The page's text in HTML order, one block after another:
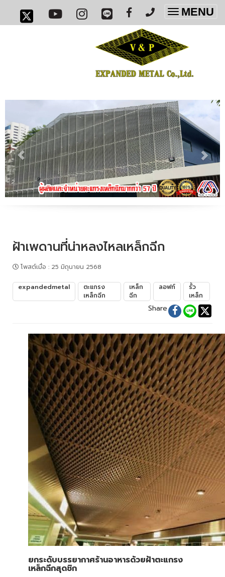
Toggle
MENU
ฝ้าเพดานที่น่าหลงไหลเหล็กฉีก
โพสต์เมื่อ : 25 มิถุนายน 2568
expandedmetal
ตะแกรง
เหล็กฉีก
เหล็ก
ฉีก
ลอฟท์
รั้ว
เหล็ก
Share
ยกระดับบรรยากาศร้านอาหารด้วยฝ้าตะแกรง
เหล็กฉีกสุดชิก